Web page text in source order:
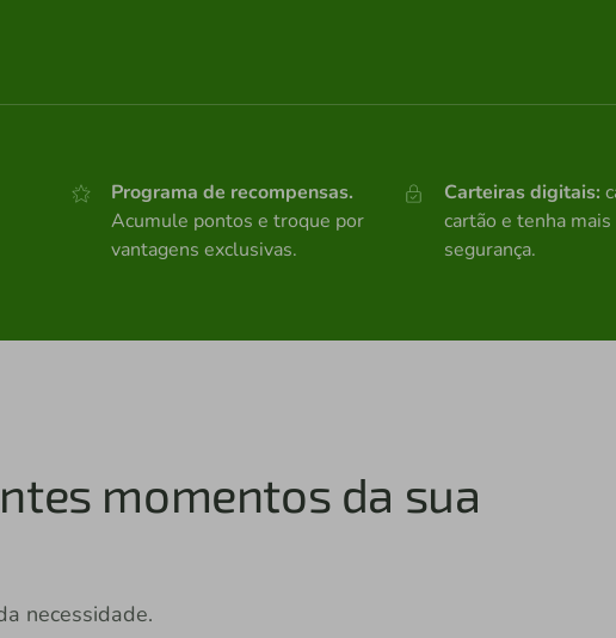
Programa de recompensas.
Acumule pontos e troque por
vantagens exclusivas.
Carteiras digitais:
cartão e tenha
segurança.
momentos da sua
necessidade.